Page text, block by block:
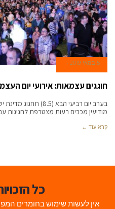
5 במאי 2019
חוגגים עצמאות: אירועי יום העצמאות ה-71
מודיעין מכבים רעות מצטרפת לחגיגות
קרא עוד ←
כל
אין לעשות שימוש בחומרים